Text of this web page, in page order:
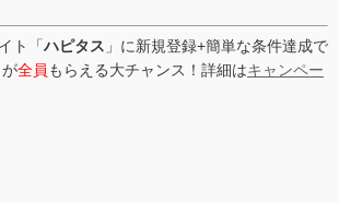
ト「ハピタス 」に新規登録+簡単な条件達成で
全員 もらえる大チャンス！詳細はキャンペー